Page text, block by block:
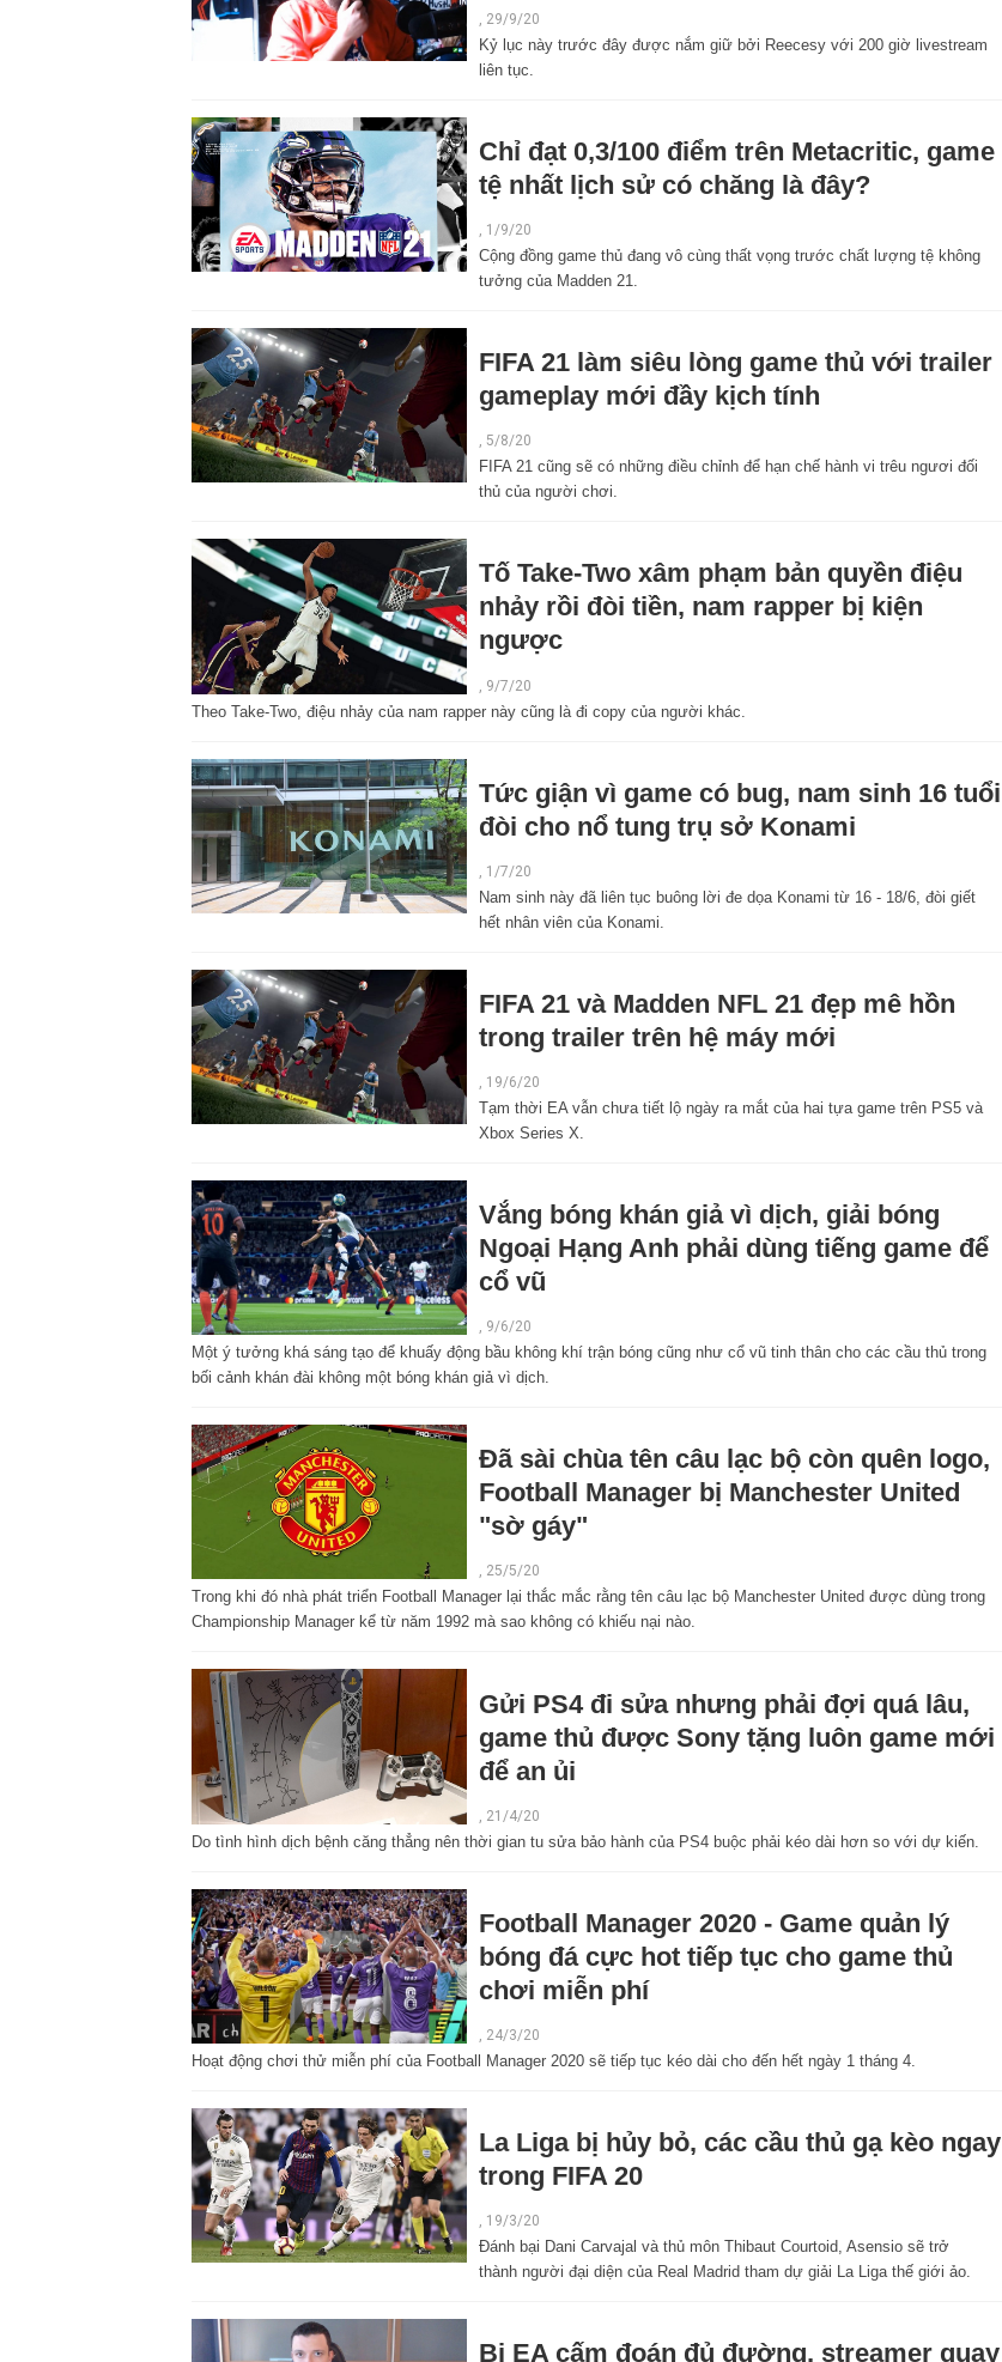
, 29/9/20
Kỷ lục này trước đây được nắm giữ bởi Reecesy với 200 giờ livestream
liên tục.
Chỉ đạt 0,3/100 điểm trên Metacritic, game
tệ nhất lịch sử có chăng là đây?
, 1/9/20
Cộng đồng game thủ đang vô cùng thất vọng trước chất lượng tệ không
tưởng của Madden 21.
FIFA 21 làm siêu lòng game thủ với trailer
gameplay mới đầy kịch tính
, 5/8/20
FIFA 21 cũng sẽ có những điều chỉnh để hạn chế hành vi trêu ngươi đối
thủ của người chơi.
Tố Take-Two xâm phạm bản quyền điệu
nhảy rồi đòi tiền, nam rapper bị kiện
ngược
9/7/20
Theo Take-Two, điệu nhảy của nam rapper này cũng là đi copy của người khác.
Tức giận vì game có bug, nam sinh 16 tuổi
đòi cho nổ tung trụ sở Konami
1/7/20
Nam sinh này đã liên tục buông lời đe dọa Konami từ 16 - 18/6, đòi giết
hết nhân viên của Konami.
FIFA 21 và Madden NFL 21 đẹp mê hồn
trong trailer trên hệ máy mới
, 19/6/20
Tạm thời EA vẫn chưa tiết lộ ngày ra mắt của hai tựa game trên PS5 và
Xbox Series X.
Vắng bóng khán giả vì dịch, giải bóng
Ngoại Hạng Anh phải dùng tiếng game để
cổ vũ
, 9/6/20
Một ý tưởng khá sáng tạo để khuấy động bầu không khí trận bóng cũng như cổ vũ tinh thân cho các cầu thủ trong
bối cảnh khán đài không một bóng khán giả vì dịch.
Đã sài chùa tên câu lạc bộ còn quên logo,
Football Manager bị Manchester United
"sờ gáy"
, 25/5/20
Trong khi đó nhà phát triển Football Manager lại thắc mắc rằng tên câu lạc bộ Manchester United được dùng trong
Championship Manager kể từ năm 1992 mà sao không có khiếu nại nào.
Gửi PS4 đi sửa nhưng phải đợi quá lâu,
game thủ được Sony tặng luôn game mới
để an ủi
21/4/20
Do tình hình dịch bệnh căng thẳng nên thời gian tu sửa bảo hành của PS4 buộc phải kéo dài hơn so với dự kiến.
Football Manager 2020 - Game quản lý
bóng đá cực hot tiếp tục cho game thủ
chơi miễn phí
, 24/3/20
Hoạt động chơi thử miễn phí của Football Manager 2020 sẽ tiếp tục kéo dài cho đến hết ngày 1 tháng 4.
La Liga bị hủy bỏ, các cầu thủ gạ kèo ngay
trong FIFA 20
, 19/3/20
Đánh bại Dani Carvajal và thủ môn Thibaut Courtoid, Asensio sẽ trở
thành người đại diện của Real Madrid tham dự giải La Liga thế giới ảo.
Bị EA cấm đoán đủ đường, streamer quay